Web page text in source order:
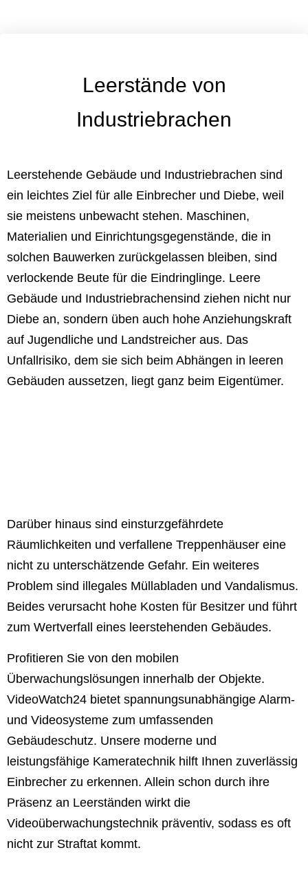
Leerstände von
Industriebrachen
Leerstehende Gebäude und Industriebrachen sind
ein leichtes Ziel für alle Einbrecher und Diebe, weil
sie meistens unbewacht stehen. Maschinen,
Materialien und Einrichtungsgegenstände, die in
solchen Bauwerken zurückgelassen bleiben, sind
verlockende Beute für die Eindringlinge. Leere
Gebäude und Industriebrachensind ziehen nicht nur
Diebe an, sondern üben auch hohe Anziehungskraft
auf Jugendliche und Landstreicher aus. Das
Unfallrisiko, dem sie sich beim Abhängen in leeren
Gebäuden aussetzen, liegt ganz beim Eigentümer.
Darüber hinaus sind einsturzgefährdete
Räumlichkeiten und verfallene Treppenhäuser eine
nicht zu unterschätzende Gefahr. Ein weiteres
Problem sind illegales Müllabladen und Vandalismus.
Beides verursacht hohe Kosten für Besitzer und führt
zum Wertverfall eines leerstehenden Gebäudes.
Profitieren Sie von den mobilen
Überwachungslösungen innerhalb der Objekte.
VideoWatch24 bietet spannungsunabhängige Alarm-
und Videosysteme zum umfassenden
Gebäudeschutz. Unsere moderne und
leistungsfähige Kameratechnik hilft Ihnen zuverlässig
Einbrecher zu erkennen. Allein schon durch ihre
Präsenz an Leerständen wirkt die
Videoüberwachungstechnik präventiv, sodass es oft
nicht zur Straftat kommt.